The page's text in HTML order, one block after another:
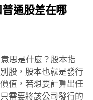
通股差在哪
思是什麼？股本指
股，股本也就是發行
值，若想要計算出任
需要將該公司發行的